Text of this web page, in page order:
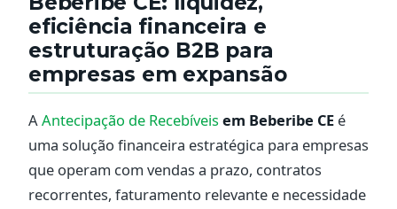
eficiência financeira e
estruturação B2B para
empresas em expansão
AAntecipação de Recebíveis em Beberibe CE é
uma solução financeira estratégica para empresas
que operam com vendas a prazo, contratos
recorrentes, faturamento relevante e necessidade